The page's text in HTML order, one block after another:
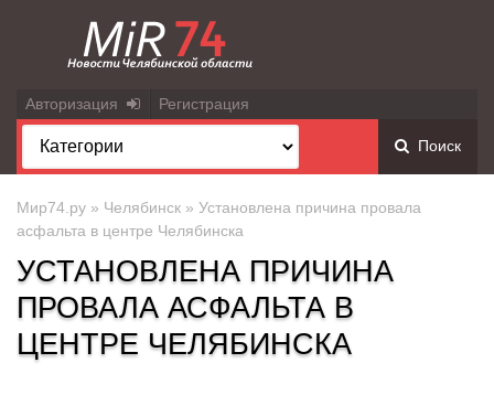
Авторизация Регистрация
Поиск
Мир74.ру » Челябинск » Установлена причина провала
асфальта в центре Челябинска
УСТАНОВЛЕНА ПРИЧИНА
ПРОВАЛА АСФАЛЬТА В
ЦЕНТРЕ ЧЕЛЯБИНСКА